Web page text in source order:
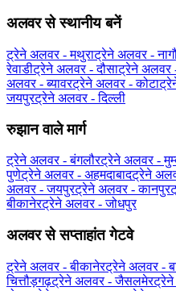
अलवर से स्थानीय बनें
ट्रेने अलवर - मथुराट्रेने अलवर -
रेवाडीट्रेने अलवर - दौसाट्रेने अलवर
अलवर - ब्‍यावरट्रेने अलवर - कोटा
जयपुरट्रेने अलवर - दिल्ली
रुझान वाले मार्ग
ट्रेने अलवर - बंगलौरट्रेने अलवर -
पुणेट्रेने अलवर - अहमदाबादट्रेने
अलवर - जयपुरट्रेने अलवर - कानपुर
बीकानेरट्रेने अलवर - जोधपुर
अलवर से सप्ताहांत गेटवे
ट्रेने अलवर - बीकानेरट्रेने अलवर -
चित्तौड़गढ़ट्रेने अलवर - जैसलमेरट्रेने